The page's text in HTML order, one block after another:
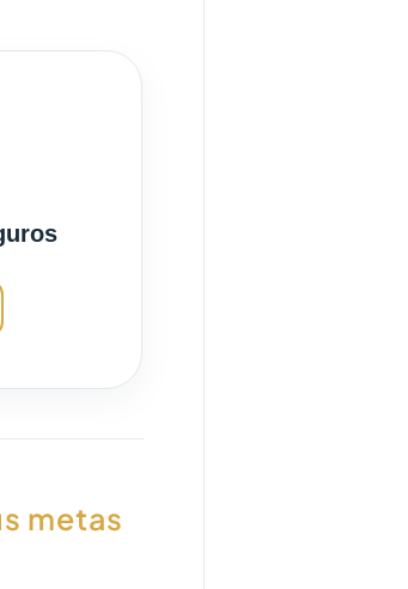
metas